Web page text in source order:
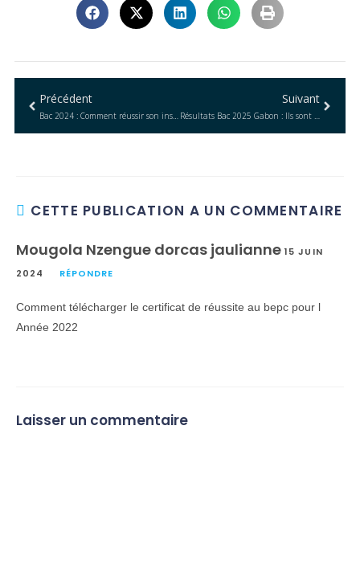
Précédent
Bac 2024 : Comment réussir son inscription en ligne
Suivant
Résultats Bac 2025 Gabon : Ils sont enfin là ! Consultez-les maintenant sur Kewa
CETTE PUBLICATION A UN COMMENTAIRE
Mougola Nzengue dorcas jaulianne 15 JUIN
2024
RÉPONDRE
Comment télécharger le certificat de réussite au bepc pour l
Année 2022
Laisser un commentaire